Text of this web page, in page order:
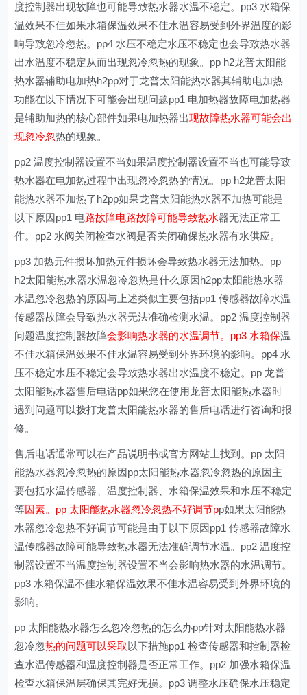
度控制器出现故障也可能导致热水器水温不稳定。pp3 水箱保
温效果不佳如果水箱保温效果不佳水温容易受到外界温度的影
响导致忽冷忽热。pp4 水压不稳定水压不稳定也会导致热水器
出水温度不稳定从而出现忽冷忽热的现象。pp h2龙普太阳能
热水器辅助电加热h2pp对于龙普太阳能热水器其辅助电加热
功能在以下情况下可能会出现问题pp1 电加热器故障电加热器
是辅助加热的核心部件如果电加热器出现故障热水器可能会出
现忽冷忽热的现象。
pp2 温度控制器设置不当如果温度控制器设置不当也可能导致
热水器在电加热过程中出现忽冷忽热的情况。pp h2龙普太阳
能热水器不加热了h2pp如果龙普太阳能热水器不加热可能是
以下原因pp1 电路故障电路故障可能导致热水器无法正常工
作。pp2 水阀关闭检查水阀是否关闭确保热水器有水供应。
pp3 加热元件损坏加热元件损坏会导致热水器无法加热。pp
h2太阳能热水器水温忽冷忽热是什么原因h2pp太阳能热水器
水温忽冷忽热的原因与上述类似主要包括pp1 传感器故障水温
传感器故障会导致热水器无法准确检测水温。pp2 温度控制器
问题温度控制器故障会影响热水器的水温调节。pp3 水箱保温
不佳水箱保温效果不佳水温容易受到外界环境的影响。pp4 水
压不稳定水压不稳定会导致热水器出水温度不稳定。pp 龙普
太阳能热水器售后电话pp如果您在使用龙普太阳能热水器时
遇到问题可以拨打龙普太阳能热水器的售后电话进行咨询和报
修。
售后电话通常可以在产品说明书或官方网站上找到。pp 太阳
能热水器忽冷忽热的原因pp太阳能热水器忽冷忽热的原因主
要包括水温传感器、温度控制器、水箱保温效果和水压不稳定
等因素。pp 太阳能热水器忽冷忽热不好调节pp如果太阳能热
水器忽冷忽热不好调节可能是由于以下原因pp1 传感器故障水
温传感器故障可能导致热水器无法准确调节水温。pp2 温度控
制器设置不当温度控制器设置不当会影响热水器的水温调节。
pp3 水箱保温不佳水箱保温效果不佳水温容易受到外界环境的
影响。
pp 太阳能热水器怎么忽冷忽热的怎么办pp针对太阳能热水器
忽冷忽热的问题可以采取 以下措施pp1 检查传感器和控制器检
查水温传感器和温度控制器是否正常工作。pp2 加强水箱保温
检查水箱保温层确保其完好无损。pp3 调整水压确保水压稳定